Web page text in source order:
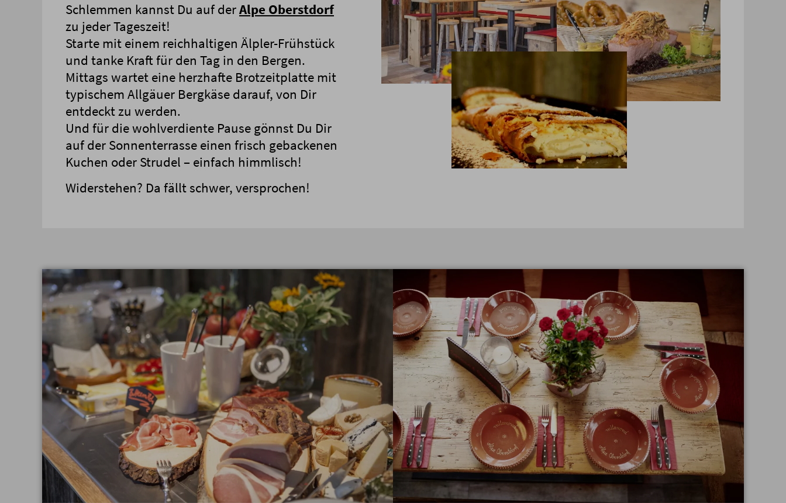
Schlemmen kannst Du auf derAlpe Oberstdorf
zu jeder Tageszeit!
Starte mit einem reichhaltigen Älpler-Frühstück
und tanke Kraft für den Tag in den Bergen.
Mittags wartet eine herzhafte Brotzeitplatte mit
typischem Allgäuer Bergkäse darauf, von Dir
entdeckt zu werden.
Und für die wohlverdiente Pause gönnst Du Dir
auf der Sonnenterrasse einen frisch gebackenen
Kuchen oder Strudel – einfach himmlisch!
Widerstehen? Da fällt schwer, versprochen!